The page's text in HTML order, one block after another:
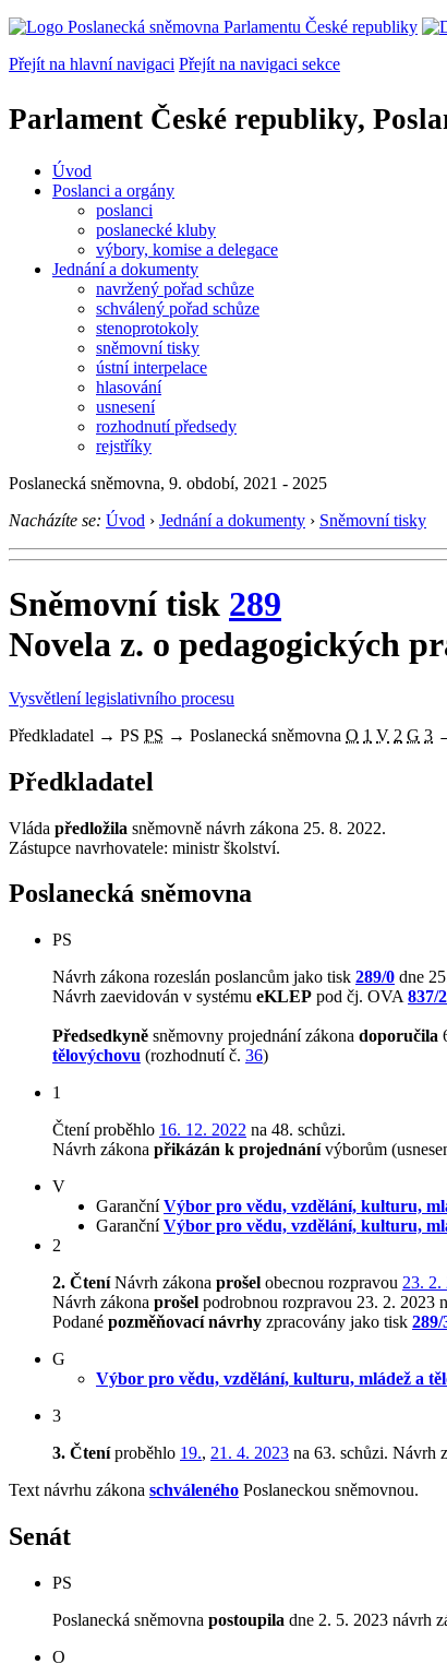
Přejít na hlavní navigaci Přejít na navigaci sekce
Parlament České republiky,
Úvod
Poslanci a orgány
poslanci
poslanecké kluby
výbory, komise a delegace
Jednání a dokumenty
navržený pořad schůze
schválený pořad schůze
stenoprotokoly
sněmovní tisky
ústní interpelace
hlasování
usnesení
rozhodnutí předsedy
rejstříky
Poslanecká sněmovna, 9. období, 2021 - 2025
Nacházíte se: Úvod › Jednání a dokumenty › Sněmovní tisky
Sněmovní tisk 289
Novela z. o pedagogických
Vysvětlení legislativního procesu
Předkladatel → PS PS → Poslanecká sněmovna O 1 V 2 G 3
Předkladatel
Vláda předložila sněmovně návrh zákona 25. 8. 2022.
Zástupce navrhovatele: ministr školství.
Poslanecká sněmovna
PS
Návrh zákona rozeslán poslancům jako tisk 289/0 dne
Návrh zaevidován v systému eKLEP pod čj. OVA 837/
Předsedkyně sněmovny projednání zákona doporučila
tělovýchovu (rozhodnutí č. 36)
1
Čtení proběhlo 16. 12. 2022 na 48. schůzi.
Návrh zákona přikázán k projednánívýborům
V
GarančníVýbor pro vědu, vzdělání, kulturu,
GarančníVýbor pro vědu, vzdělání, kulturu,
2
2. ČteníNávrh zákona prošel obecnou rozpravou 23. 2.
Návrh zákona prošel podrobnou rozpravou 23. 2. 2023
Podané pozměňovací návrhy zpracovány jako tisk 289/
G
Výbor pro vědu, vzdělání, kulturu, mládež a
3
3. Čteníproběhlo 19., 21. 4. 2023 na 63. schůzi. Návrh
Text návrhu zákona schváleného Poslaneckou sněmovnou.
Senát
PS
Poslanecká sněmovna postoupila dne 2. 5. 2023 návrh
O